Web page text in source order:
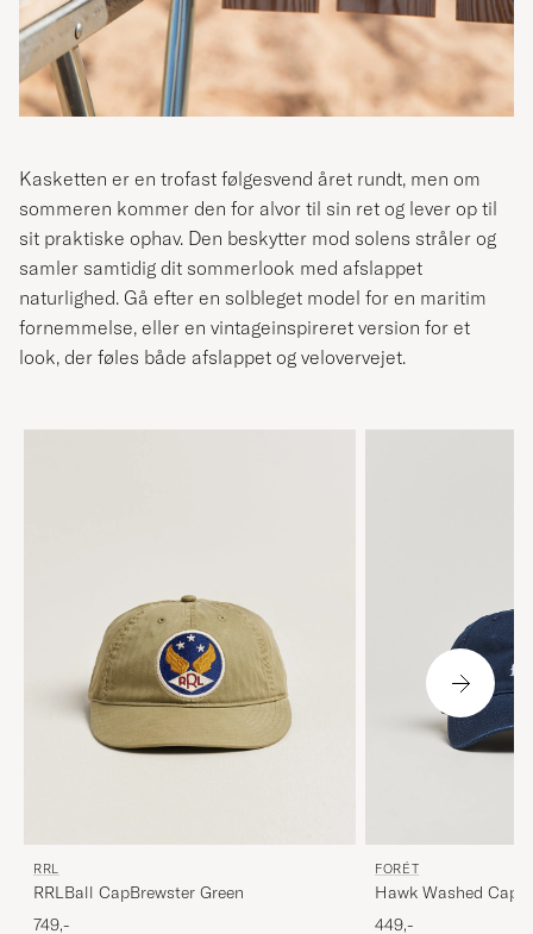
Kasketten er en trofast følgesvend året rundt, men om
sommeren kommer den for alvor til sin ret og lever op til
sit praktiske ophav. Den beskytter mod solens stråler og
samler samtidig dit sommerlook med afslappet
naturlighed. Gå efter en solbleget model for en maritim
fornemmelse, eller en vintageinspireret version for et
look, der føles både afslappet og velovervejet.
RRL
RRLBall CapBrewster Green
749,-
FORÉT
Hawk Washed Cap
449,-